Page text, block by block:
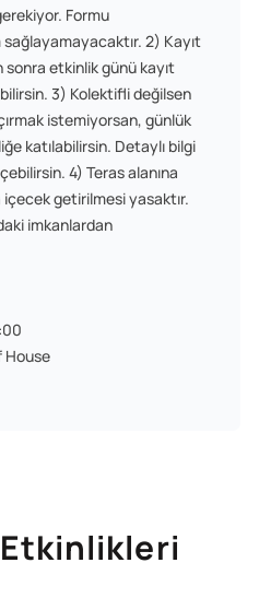
Formu
sağlayamayacaktır. 2) Kayıt
sonra etkinlik günü kayıt
3) Kolektifli değilsen
istemiyorsan, günlük
katılabilirsin. Detaylı bilgi
4) Teras alanına
içecek getirilmesi yasaktır.
imkanlardan
House